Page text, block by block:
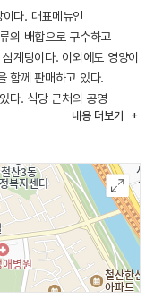
다. 대표메뉴인
의 배합으로 구수하고
계탕이다. 이외에도 영양이
함께 판매하고 있다.
다. 식당 근처의 공영
에서 약 200m 떨어져 있어
내용 더보기